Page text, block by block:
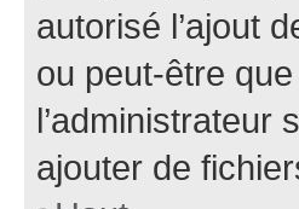
autorisé l’ajout
ou peut-être
l’administrateur
ajouter de